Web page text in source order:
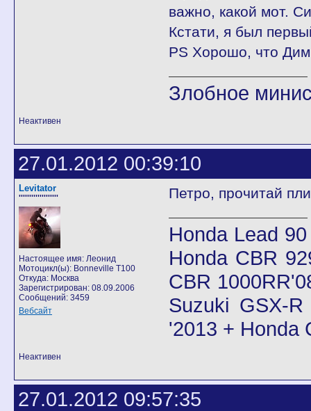
важно, какой мот.
Кстати, я был
PS Хорошо, что
Злобное
Неактивен
27.01.2012 00:39:10
Levitator
'''''''''''''''''''
Настоящее имя: Леонид
Мотоцикл(ы): Bonneville T100
Откуда: Москва
Зарегистрирован: 08.09.2006
Сообщений: 3459
Вебсайт
Петро, прочитай
Honda Lead
Honda CBR
CBR
Suzuki GSX-
'2013 + Honda
Неактивен
27.01.2012 09:57:35